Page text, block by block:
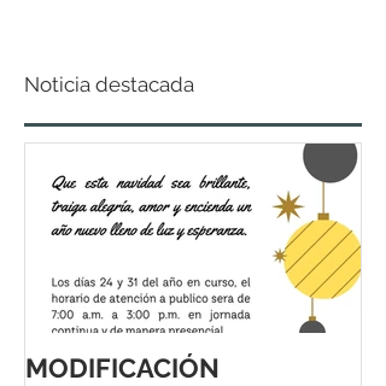
Noticia destacada
MODIFICACIÓN